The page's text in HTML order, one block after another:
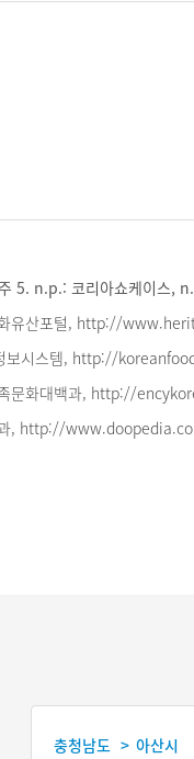
5. n.p.: 코리아쇼케이스,
유산포털, http://
보시스템, http://
문화대백과, http://
, http://
충청남도 > 아산시